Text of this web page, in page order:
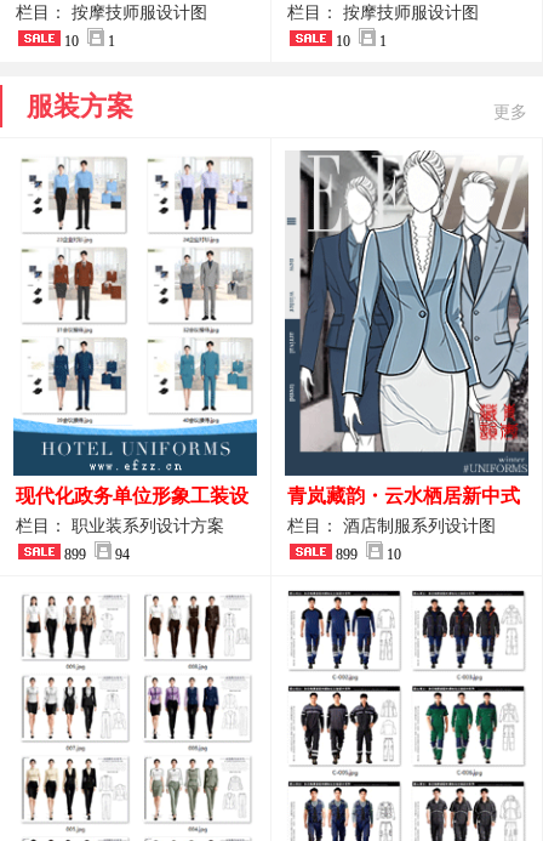
开叉中长裙 星级酒店前厅礼
仪高级全套工作服
栏目： 按摩技师服设计图
10 1
裤套装 美容门店前台主管精
致高级工装
栏目： 按摩技师服设计图
10 1
服装方案 更多
现代化政务单位形象工装设
计｜国风会务接待西装制服
整套方案
栏目： 职业装系列设计方案
899 94
青岚藏韵・云水栖居新中式
酒店全岗位制服设计原创作
品图
栏目： 酒店制服系列设计图
899 10